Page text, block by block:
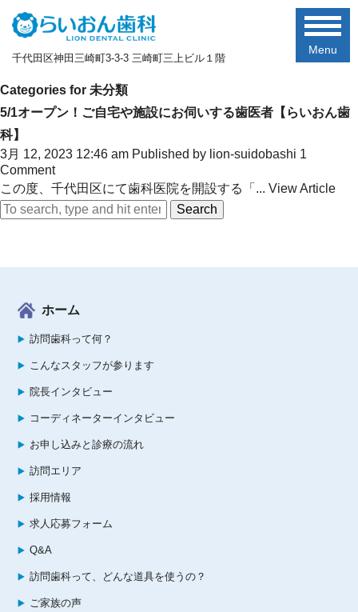
Menu
千代田区神田三崎町3-3-3 三崎町三上ビル１階
Categories for 未分類
5/1オープン！ご自宅や施設にお伺いする歯医者【らいおん歯
科】
3月 12, 2023 12:46 am Published by lion-suidobashi 1
Comment
この度、千代田区にて歯科医院を開設する「... View Article
Search
ホーム
訪問歯科って何？
こんなスタッフが参ります
院長インタビュー
コーディネーターインタビュー
お申し込みと診療の流れ
訪問エリア
採用情報
求人応募フォーム
Q&A
訪問歯科って、どんな道具を使うの？
ご家族の声